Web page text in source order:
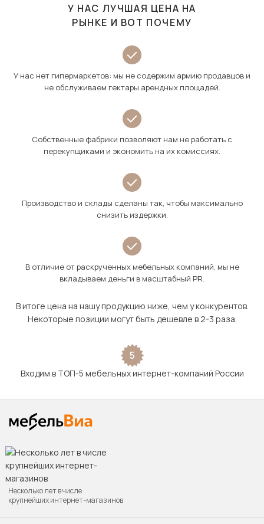
У НАС ЛУЧШАЯ ЦЕНА НА
РЫНКЕ И ВОТ ПОЧЕМУ
У нас нет гипермаркетов: мы не содержим армию продавцов и
не обслуживаем гектары арендных площадей.
Собственные фабрики позволяют нам не работать с
перекупщиками и экономить на их комиссиях.
Производство и склады сделаны так, чтобы максимально
снизить издержки.
В отличие от раскрученных мебельных компаний, мы не
вкладываем деньги в масштабный PR.
В итоге цена на нашу продукцию ниже, чем у конкурентов.
Некоторые позиции могут быть дешевле в 2-3 раза.
5
Входим в ТОП-5 мебельных интернет-компаний России
Несколько лет в числе
крупнейших интернет-магазинов